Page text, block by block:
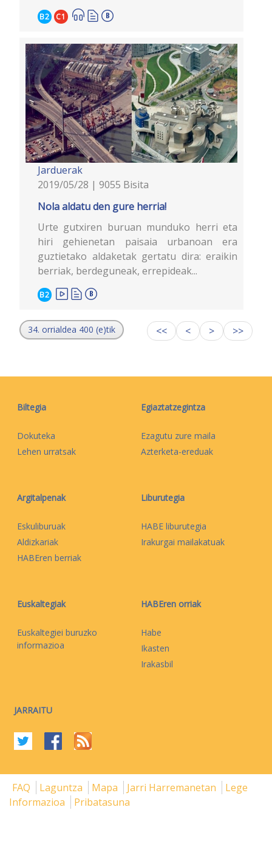
B2 C1
Jarduerak
2019/05/28 | 9055 Bisita
Nola aldatu den gure herria!
Urte gutxiren buruan munduko herri eta
hiri gehienetan paisaia urbanoan era
guztietako aldaketak gertatu dira: eraikin
berriak, berdeguneak, errepideak...
B2
34. orrialdea 400 (e)tik << < > >>
Biltegia
Dokuteka
Lehen urratsak
Egiaztatzegintza
Ezagutu zure maila
Azterketa-ereduak
Argitalpenak
Eskuliburuak
Aldizkariak
HABEren berriak
Liburutegia
HABE liburutegia
Irakurgai mailakatuak
Euskaltegiak
Euskaltegiei buruzko
informazioa
HABEren orriak
Habe
Ikasten
Irakasbil
JARRAITU
FAQ Laguntza Mapa Jarri Harremanetan
Lege
Informazioa
Pribatasuna